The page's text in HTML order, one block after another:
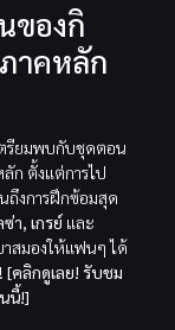
ของกิ
าคหลัก
รียมพบกับชุดตอน
ก ตั้งแต่การไป
ถึงการฝึกซ้อมสุด
า, เกรย์ และ
าสมองให้แฟนๆ ได้
[คลิกดูเลย! รับชม
นี้!]